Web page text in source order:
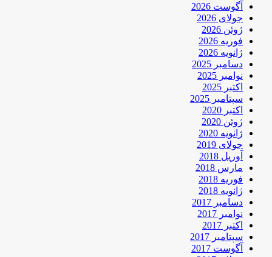
آگوست 2026
جولای 2026
ژوئن 2026
فوریه 2026
ژانویه 2026
دسامبر 2025
نوامبر 2025
اکتبر 2025
سپتامبر 2025
اکتبر 2020
ژوئن 2020
ژانویه 2020
جولای 2019
آوریل 2018
مارس 2018
فوریه 2018
ژانویه 2018
دسامبر 2017
نوامبر 2017
اکتبر 2017
سپتامبر 2017
آگوست 2017